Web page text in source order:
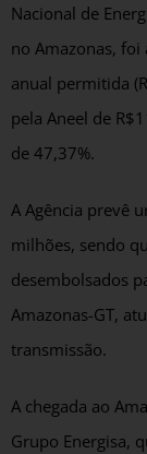
Nacional de
no Amazonas,
anual permitida
pela Aneel de
de 47,37%.
A Agência prevê
milhões, sendo
desembolsados
Amazonas-GT,
transmissão.
A chegada ao
Grupo Energisa,